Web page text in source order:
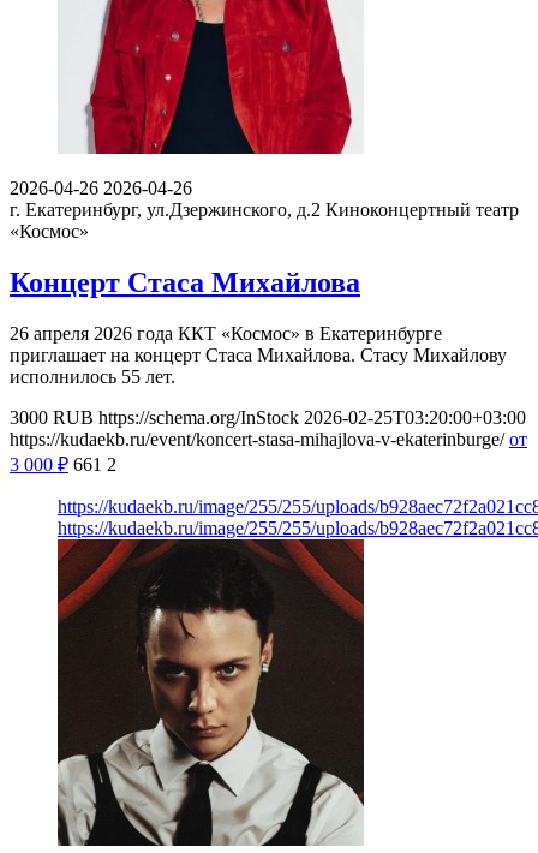
2026-04-26 2026-04-26
г. Екатеринбург, ул.Дзержинского, д.2 Киноконцертный театр
«Космос»
Концерт Стаса Михайлова
26 апреля 2026 года ККТ «Космос» в Екатеринбурге
приглашает на концерт Стаса Михайлова. Стасу Михайлову
исполнилось 55 лет.
3000 RUB https://schema.org/InStock 2026-02-25T03:20:00+03:00
https://kudaekb.ru/event/koncert-stasa-mihajlova-v-ekaterinburge/ от
3 000 ₽ 661 2
https://kudaekb.ru/image/255/255/uploads/
https://kudaekb.ru/image/255/255/uploads/